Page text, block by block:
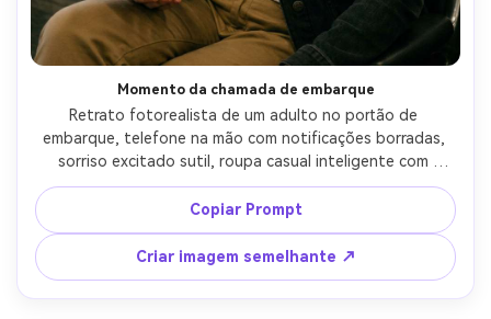
Momento da chamada de embarque
Retrato fotorealista de um adulto no portão de
embarque, telefone na mão com notificações borradas,
sorriso excitado sutil, roupa casual inteligente com
jaqueta jeans, assentos no portão e telas de informações
fora de foco, iluminação mista equilibrada corrigida para
tons naturais, Fujifilm X-T5, 56mm f/1.2, enquadramento
cintura-para-cima, humor documentário sincero, textura
de pele realista, olhos afiados, alta resolução, cor suave
como filme-AR 4:5
Copiar Prompt
Criar imagem semelhante ↗